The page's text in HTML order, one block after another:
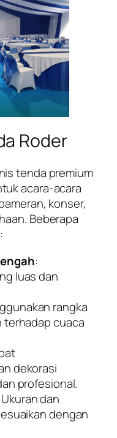
Roder
tenda premium
acara-acara
konser,
Beberapa
:
luas dan
rangka
terhadap cuaca
dekorasi
profesional.
Ukuran dan
dengan